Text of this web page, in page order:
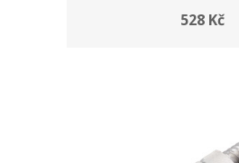
528 Kč